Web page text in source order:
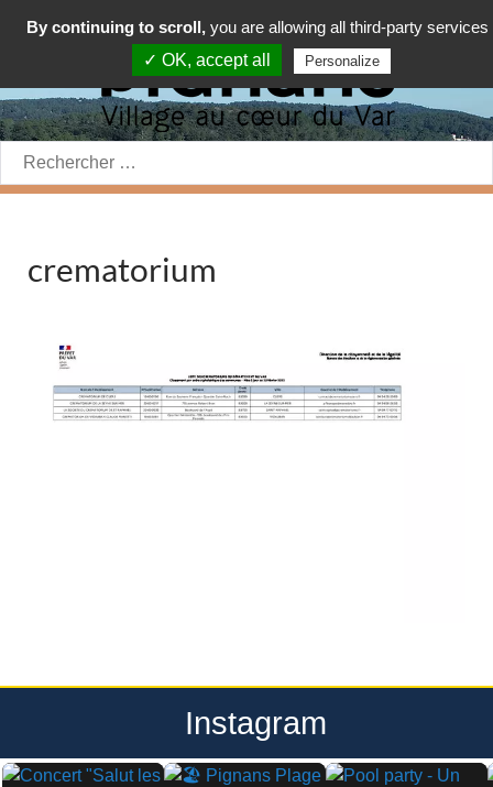
Rechercher:
crematorium
Instagram
By continuing to scroll, you are allowing all third-party services
✓ OK, accept all
Personalize